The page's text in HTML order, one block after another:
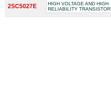
2SC5027E
HIGH VOLTAGE AND HIGH
RELIABILITY TRANSISTOR